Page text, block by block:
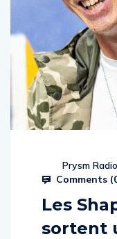
Prysm Radio
Comments (
Les
sortent